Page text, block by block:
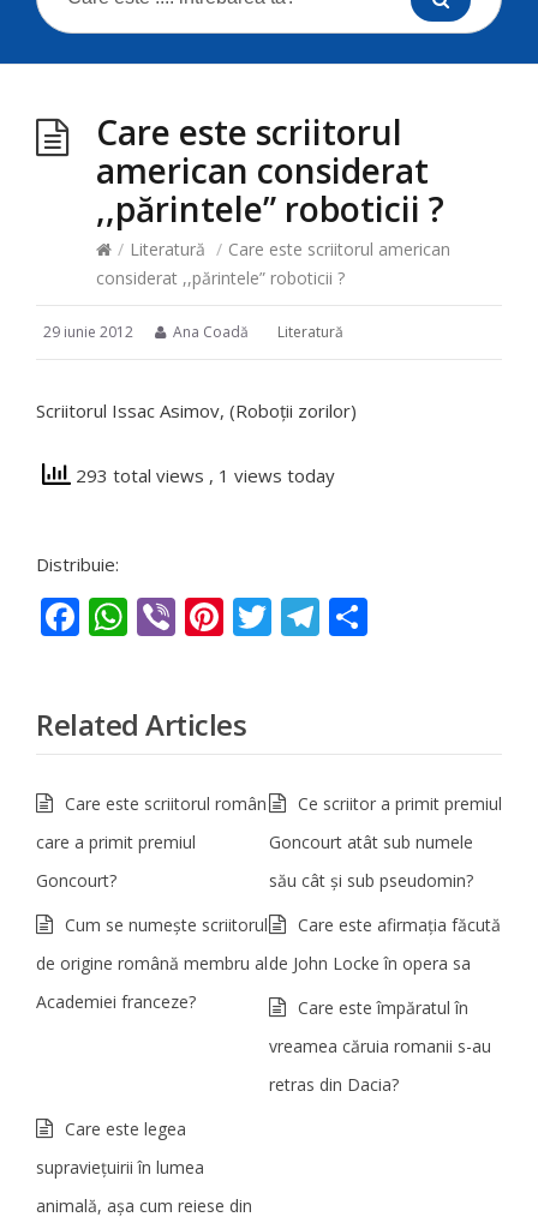
Care este scriitorul
american considerat
,,părintele” roboticii ?
/ Literatură / Care este scriitorul american
considerat ,,părintele” roboticii ?
29 iunie 2012 Ana Coadă Literatură
Scriitorul Issac Asimov, (Roboții zorilor)
293 total views , 1 views today
Distribuie:
Facebook
WhatsApp
ViberPinterest
TwitterTelegram
Related Articles
Care este scriitorul român
care a primit premiul
Goncourt?
Ce scriitor a primit premiul
Goncourt atât sub numele
său cât și sub pseudomin?
Cum se numește scriitorul
de origine română membru al
Academiei franceze?
Care este afirmaţia făcută
de John Locke în opera sa
Care este împăratul în
vreamea căruia romanii s-au
retras din Dacia?
Care este legea
supravieţuirii în lumea
animală, aşa cum reiese din